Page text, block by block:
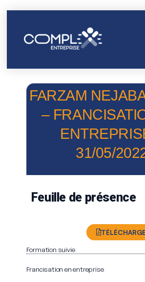
FARZAM
–
31/05/
Feuille de présence
Formation suivie
Francisation en entreprise